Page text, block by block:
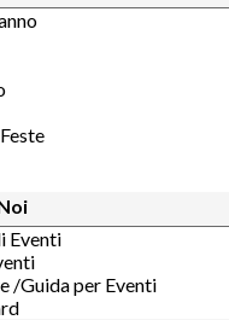
Eventi
/Guida per Eventi